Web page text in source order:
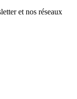
et nos réseaux